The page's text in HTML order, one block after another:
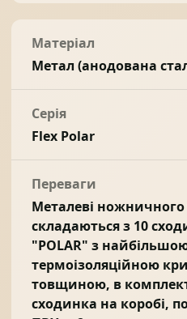
Матеріал
Метал (анодована
Серія
Flex Polar
Переваги
Металеві ножничного
складаються з 10
"POLAR" з
термоізоляційною
товщиною, в
сходинка на коробі,